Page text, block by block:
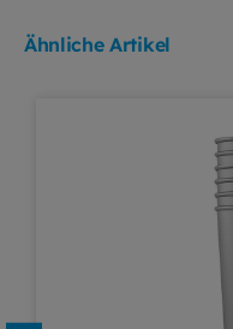
Ähnliche Artikel